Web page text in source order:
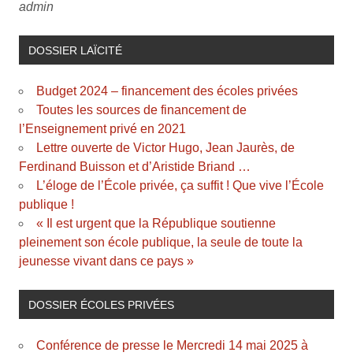
admin
DOSSIER LAÏCITÉ
Budget 2024 – financement des écoles privées
Toutes les sources de financement de
l’Enseignement privé en 2021
Lettre ouverte de Victor Hugo, Jean Jaurès, de
Ferdinand Buisson et d’Aristide Briand …
L’éloge de l’École privée, ça suffit ! Que vive l’École
publique !
« Il est urgent que la République soutienne
pleinement son école publique, la seule de toute la
jeunesse vivant dans ce pays »
DOSSIER ÉCOLES PRIVÉES
Conférence de presse le Mercredi 14 mai 2025 à